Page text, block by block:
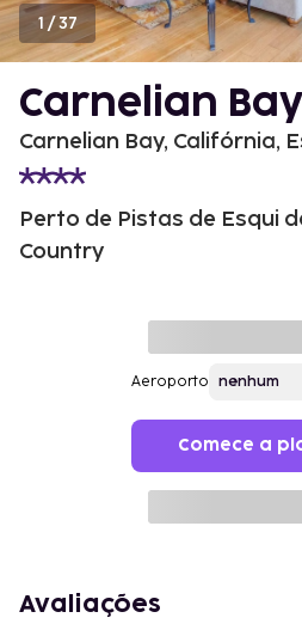
1 /37
Carnelian
Carnelian Bay, Califórnia,
Perto de Pistas de Esqui
Country
Aeroporto
Comece a
Avaliações